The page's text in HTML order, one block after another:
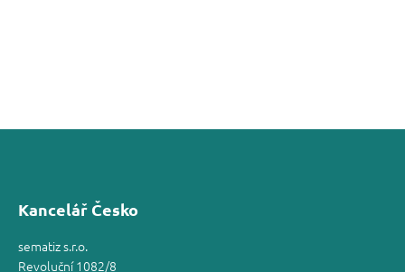
Kancelář Česko
sematiz s.r.o.
Revoluční 1082/8